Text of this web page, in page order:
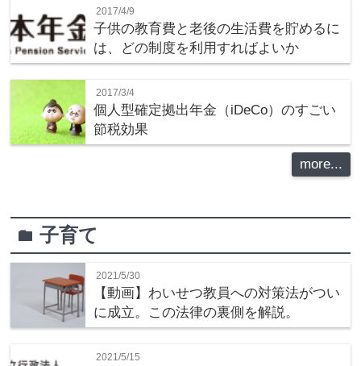
2017/4/9
子供の教育費と老後の生活費を貯めるに
は、どの制度を利用すればよいか
2017/3/4
個人型確定拠出年金（iDeCo）のすごい
節税効果
more...
folder子育て
2021/5/30
【動画】わいせつ教員への対策法がつい
に成立。この法律の裏側を解説。
2021/5/15